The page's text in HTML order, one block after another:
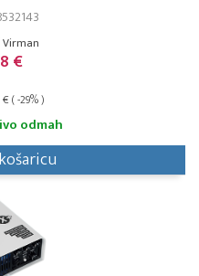
Virman
€
( -29% )
odmah